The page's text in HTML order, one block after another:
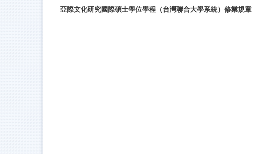
亞際文化研究國際碩士學位學程（台灣聯合大學系統）修業規章